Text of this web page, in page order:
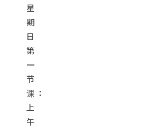
星
期
日
第
一
节
课：
上
午